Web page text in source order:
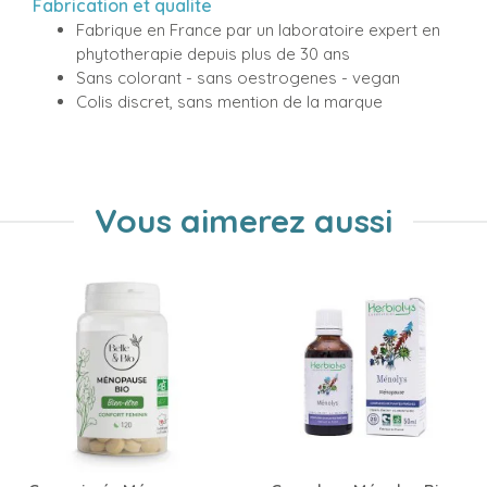
Fabrication et qualite
Fabrique en France par un laboratoire expert en
phytotherapie depuis plus de 30 ans
Sans colorant - sans oestrogenes - vegan
Colis discret, sans mention de la marque
Vous aimerez aussi